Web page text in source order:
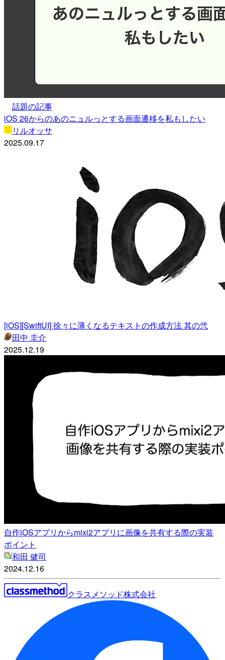
話題の記事
iOS 26からのあのニュルっとする画面遷移を私もしたい
リルオッサ
2025.09.17
[iOS][SwiftUI] 徐々に薄くなるテキストの作成方法 其の弐
田中 圭介
2025.12.19
自作iOSアプリからmixi2アプリに画像を共有する際の実装
ポイント
和田 健司
2024.12.16
クラスメソッド株式会社